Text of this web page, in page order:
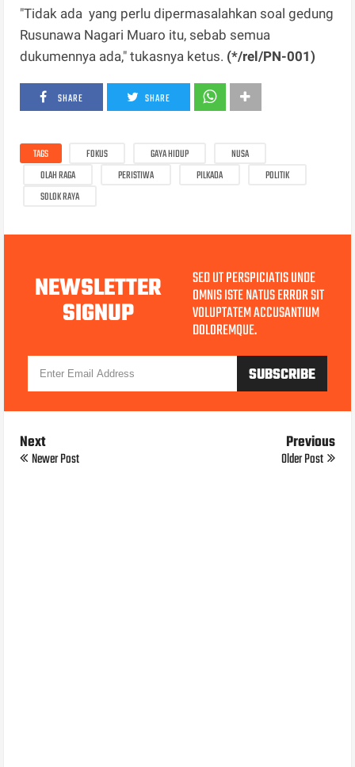
"Tidak ada yang perlu dipermasalahkan soal gedung
Rusunawa Nagari Muaro itu, sebab semua
dukumennya ada," tukasnya ketus. (*/rel/PN-001)
SHARE SHARE
TAGS FOKUS GAYA HIDUP
NUSA
OLAH RAGA
PERISTIWA PILKADA
POLITIK
SOLOK RAYA
NEWSLETTER
SIGNUP
SED UT PERSPICIATIS UNDE
OMNIS ISTE NATUS ERROR SIT
VOLUPTATEM ACCUSANTIUM
DOLOREMQUE.
Next
Newer Post
Previous
Older Post